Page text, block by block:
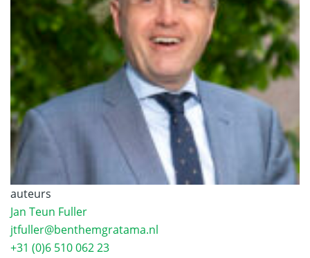
auteurs
Jan Teun Fuller
jtfuller@benthemgratama.nl
+31 (0)6 510 062 23